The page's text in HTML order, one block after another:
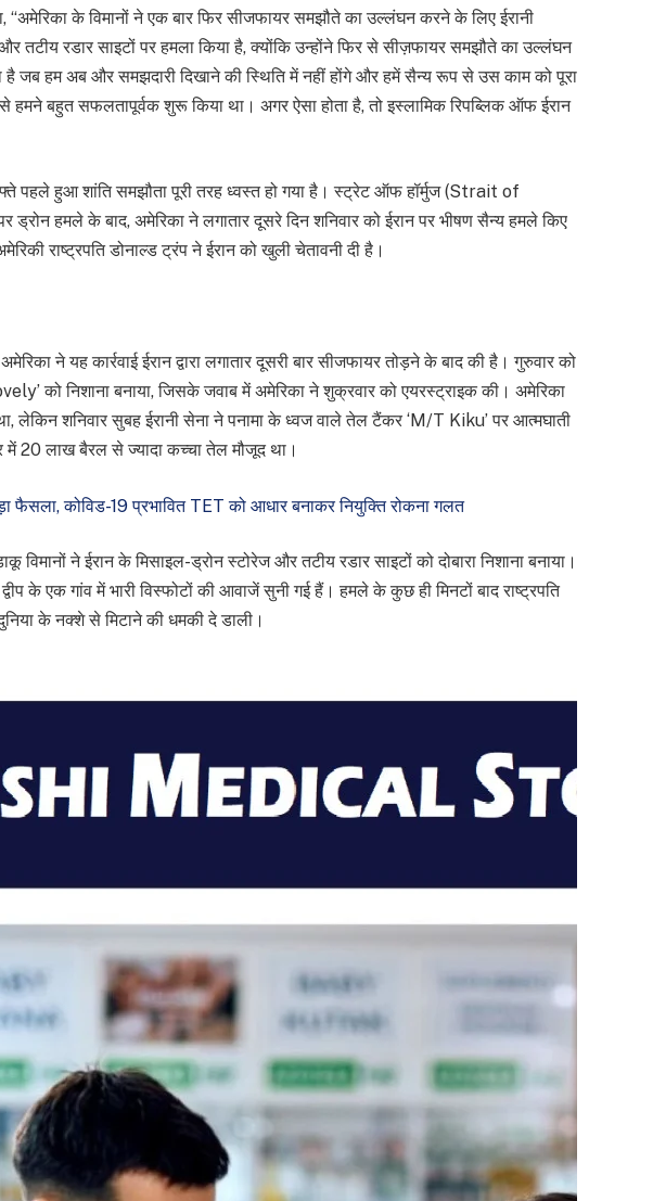
“अमेरिका के विमानों ने एक बार फिर सीजफायर समझौते का उल्लंघन करने के लिए ईरानी
तटीय रडार साइटों पर हमला किया है, क्योंकि उन्होंने फिर से सीज़फायर समझौते का उल्लंघन
जब हम अब और समझदारी दिखाने की स्थिति में नहीं होंगे और हमें सैन्य रूप से उस काम को पूरा
हमने बहुत सफलतापूर्वक शुरू किया था। अगर ऐसा होता है, तो इस्लामिक रिपब्लिक ऑफ ईरान
पहले हुआ शांति समझौता पूरी तरह ध्वस्त हो गया है। स्ट्रेट ऑफ हॉर्मुज (Strait of
हमले के बाद, अमेरिका ने लगातार दूसरे दिन शनिवार को ईरान पर भीषण सैन्य हमले किए
राष्ट्रपति डोनाल्ड ट्रंप ने ईरान को खुली चेतावनी दी है।
ने यह कार्रवाई ईरान द्वारा लगातार दूसरी बार सीजफायर तोड़ने के बाद की है। गुरुवार को
को निशाना बनाया, जिसके जवाब में अमेरिका ने शुक्रवार को एयरस्ट्राइक की। अमेरिका
लेकिन शनिवार सुबह ईरानी सेना ने पनामा के ध्वज वाले तेल टैंकर ‘M/T Kiku’ पर आत्मघाती
20 लाख बैरल से ज्यादा कच्चा तेल मौजूद था।
फैसला, कोविड-19 प्रभावित TET को आधार बनाकर नियुक्ति रोकना गलत
ने ईरान के मिसाइल-ड्रोन स्टोरेज और तटीय रडार साइटों को दोबारा निशाना बनाया।
के एक गांव में भारी विस्फोटों की आवाजें सुनी गई हैं। हमले के कुछ ही मिनटों बाद राष्ट्रपति
के नक्शे से मिटाने की धमकी दे डाली।